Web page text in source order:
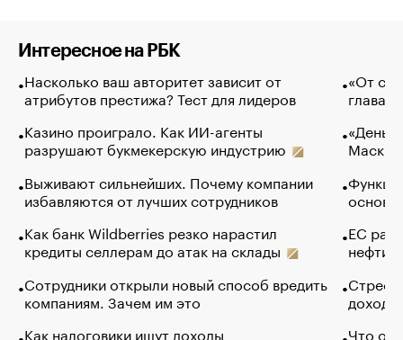
Интересное на РБК
Насколько ваш авторитет зависит от
атрибутов престижа? Тест для лидеров
Казино проиграло. Как ИИ-агенты
разрушают букмекерскую индустрию
Выживают сильнейших. Почему компании
избавляются от лучших сотрудников
Как банк Wildberries резко нарастил
кредиты селлерам до атак на склады
Сотрудники открыли новый способ вредить
компаниям. Зачем им это
Как налоговики ищут доходы
«От
глава
Маск в
основ
ЕС
нефти
Что